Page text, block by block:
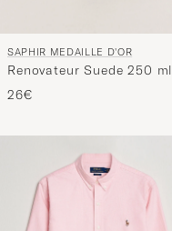
SAPHIR MEDAILLE D'OR
Renovateur Suede 250 ml
Spray Neutral
26€